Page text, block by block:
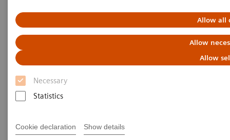
Allow all
Allow
Allow
Necessary
Statistics
Cookie declaration Show details
Clinical Case Library
Explore our musculosceletal (MSK) imaging scanner
Multitom RAX and benefit from unique insights,
diagnosis on a single system.